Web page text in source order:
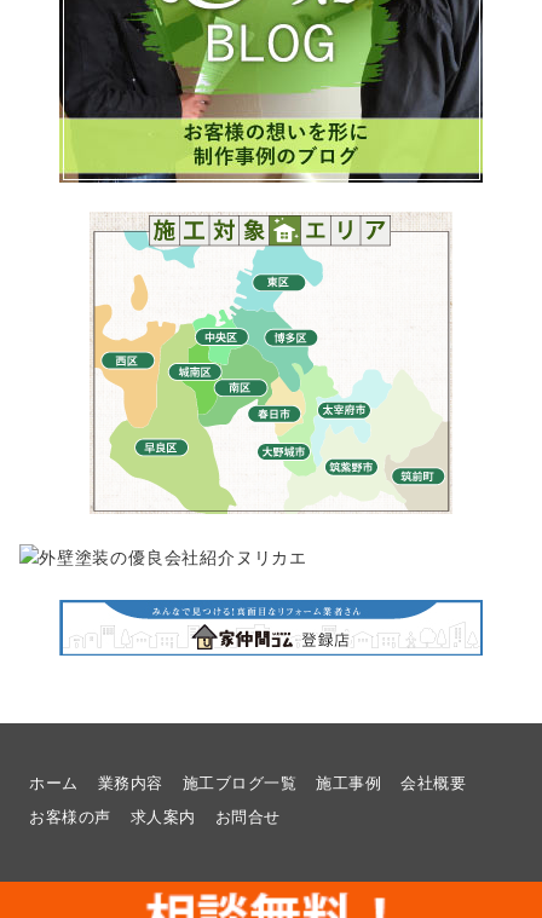
ホーム 業務内容 施工ブログ一覧 施工事例
会社概要
お客様の声
求人案内 お問合せ